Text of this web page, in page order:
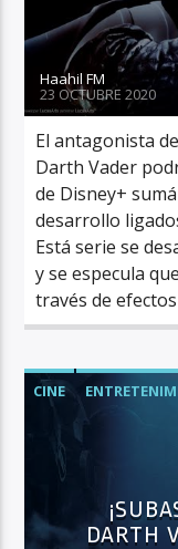
Haahil FM
23 OCTUBRE 2020
El antagonista
Darth Vader
de Disney+
desarrollo
Está serie se
y se especula
través de
CINE
DARTH